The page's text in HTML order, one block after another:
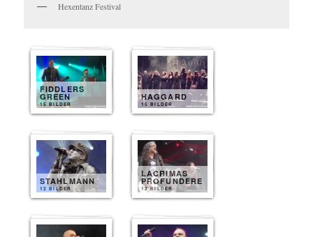
Hexentanz Festival
FIDDLERS
GREEN
15 BILDER
HAGGARD
15 BILDER
STAHLMANN
12 BILDER
LACRIMAS
PROFUNDERE
12 BILDER